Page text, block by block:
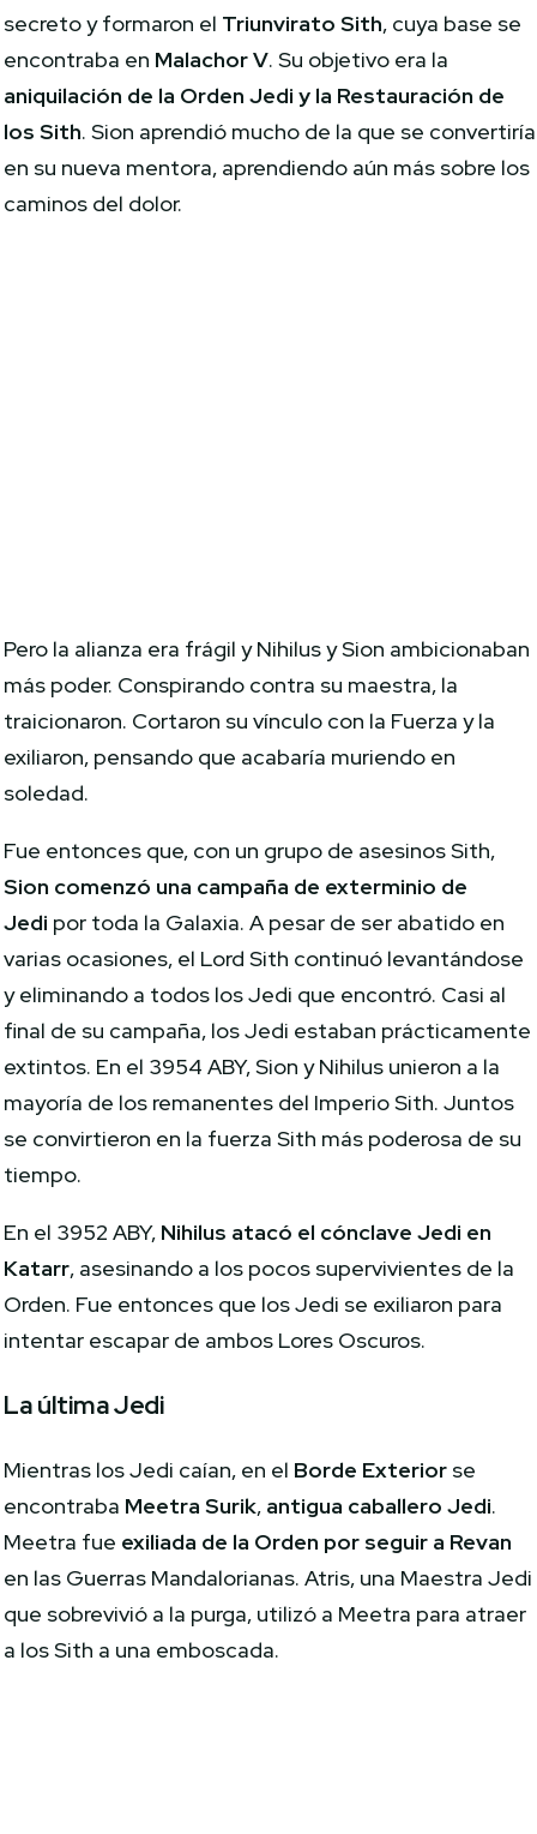
secreto y formaron el Triunvirato Sith, cuya base se
encontraba en Malachor V. Su objetivo era la
aniquilación de la Orden Jedi y la Restauración de
los Sith. Sion aprendió mucho de la que se convertiría
en su nueva mentora, aprendiendo aún más sobre los
caminos del dolor.
Pero la alianza era frágil y Nihilus y Sion ambicionaban
más poder. Conspirando contra su maestra, la
traicionaron. Cortaron su vínculo con la Fuerza y la
exiliaron, pensando que acabaría muriendo en
soledad.
Fue entonces que, con un grupo de asesinos Sith,
Sion comenzó una campaña de exterminio de
Jedi por toda la Galaxia. A pesar de ser abatido en
varias ocasiones, el Lord Sith continuó levantándose
y eliminando a todos los Jedi que encontró. Casi al
final de su campaña, los Jedi estaban prácticamente
extintos. En el 3954 ABY, Sion y Nihilus unieron a la
mayoría de los remanentes del Imperio Sith. Juntos
se convirtieron en la fuerza Sith más poderosa de su
tiempo.
En el 3952 ABY, Nihilus atacó el cónclave Jedi en
Katarr, asesinando a los pocos supervivientes de la
Orden. Fue entonces que los Jedi se exiliaron para
intentar escapar de ambos Lores Oscuros.
La última Jedi
Mientras los Jedi caían, en el Borde Exterior se
encontraba Meetra Surik, antigua caballero Jedi.
Meetra fue exiliada de la Orden por seguir a Revan
en las Guerras Mandalorianas. Atris, una Maestra Jedi
que sobrevivió a la purga, utilizó a Meetra para atraer
a los Sith a una emboscada.